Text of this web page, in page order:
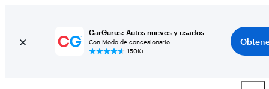
CarGurus: Autos nuevos y usados
Con Modo de concesionario
150K+